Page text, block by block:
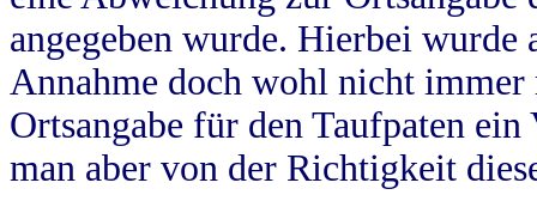
angegeben wurde. Hierbei wurde
Annahme doch wohl nicht
Ortsangabe für den Taufpaten
man aber von der Richtigkeit